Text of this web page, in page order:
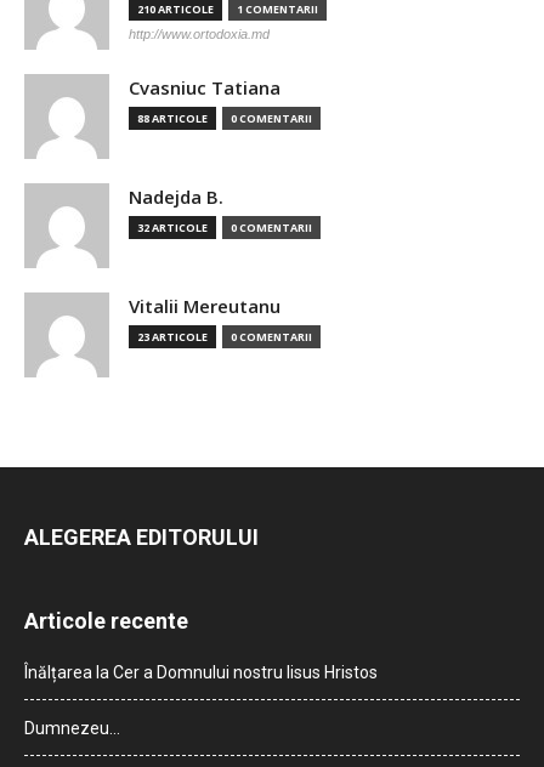
210 ARTICOLE 1 COMENTARII
http://www.ortodoxia.md
Cvasniuc Tatiana
88 ARTICOLE 0 COMENTARII
Nadejda B.
32 ARTICOLE 0 COMENTARII
Vitalii Mereutanu
23 ARTICOLE 0 COMENTARII
ALEGEREA EDITORULUI
Articole recente
Înălțarea la Cer a Domnului nostru Iisus Hristos
Dumnezeu…